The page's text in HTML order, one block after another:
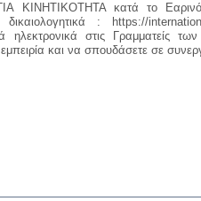
ΚΙΝΗΤΙΚΟΤΗΤΑ κατά το
δικαιολογητικά : https://
ηλεκτρονικά στις Γραμματείς
και να σπουδάσετε σε